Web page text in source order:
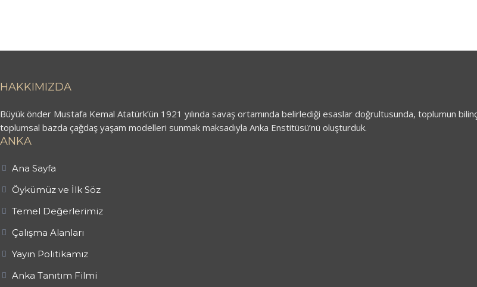
HAKKIMIZDA
Büyük önder Mustafa Kemal Atatürk’ün 1921 yılında savaş ortamında belirlediği esaslar doğrultusunda, toplumun
toplumsal bazda çağdaş yaşam modelleri sunmak maksadıyla Anka Enstitüsü’nü oluşturduk.
ANKA
Ana Sayfa
Öykümüz ve İlk Söz
Temel Değerlerimiz
Çalışma Alanları
Yayın Politikamız
Anka Tanıtım Filmi